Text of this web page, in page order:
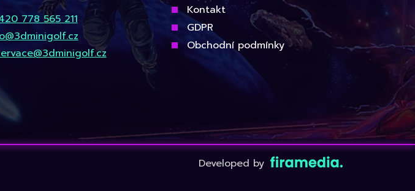
778 565 211
Kontakt
GDPR
Obchodní podmínky
Developed by